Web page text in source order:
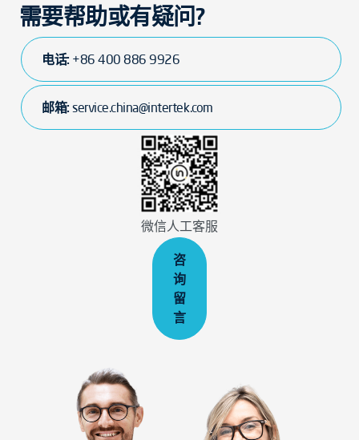
需要帮助或有疑问?
电话: +86 400 886 9926
邮箱:service.china@intertek.com
微信人工客服
咨
询
留
言